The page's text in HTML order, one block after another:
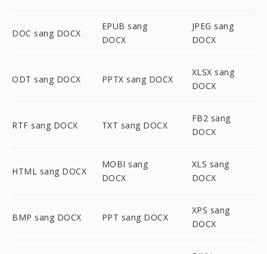
DOC sang DOCX
EPUB sang
DOCX
JPEG sang
DOCX
ODT sang DOCX PPTX sang DOCX
XLSX sang
DOCX
RTF sang DOCX TXT sang DOCX
FB2 sang
DOCX
HTML sang DOCX
MOBI sang
DOCX
XLS sang
DOCX
BMP sang DOCX PPT sang DOCX
XPS sang
DOCX